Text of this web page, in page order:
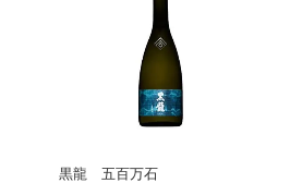
黒龍 五百万石